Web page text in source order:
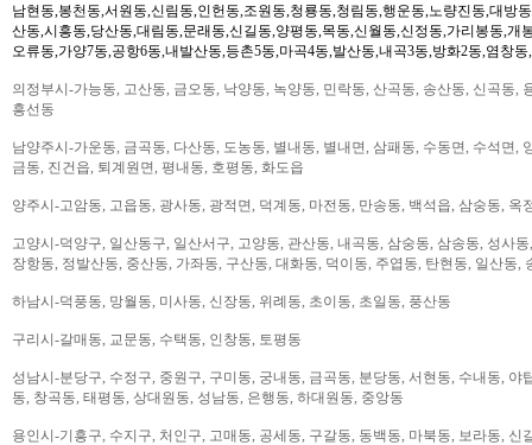
남현동,봉천동,서원동,신림동,인헌동,조원동,청룡동,청림동,행운동,노량진동,대방
산동,시흥동,당산동,대림동,문래동,신길동,양평동,목동,신월동,신정동,가리봉동,개
오류동,가양7동,공항6동,내발산동,등촌5동,마곡4동,발산동,내곡3동,방화2동,염창동
의정부시-가능동, 고산동, 금오동, 낙양동, 녹양동, 민락동, 산곡동, 송산동, 신곡동,
흥선동
남양주시-가운동, 금곡동, 다산동, 도농동, 별내동, 별내면, 삼패동, 수동면, 수석면,
금동, 진건읍, 퇴계원면, 평내동, 호평동, 화도읍
양주시-고암동, 고읍동, 광사동, 광적면, 덕계동, 마전동, 만송동, 백석읍, 삼숭동, 옥
고양시-덕양구, 일산동구, 일산서구, 고양동, 관산동, 내곡동, 삼숭동, 삼송동, 성사
장항동, 정발산동, 중산동, 가좌동, 구산동, 대화동, 덕이동, 주엽동, 탄현동, 일산동,
하남시-덕풍동, 망월동, 미사동, 신장동, 위례동, 초이동, 초일동, 풍산동
구리시-갈매동, 교문동, 수택동, 인창동, 토평동
성남시-분당구, 수정구, 중원구, 구미동, 궁내동, 금곡동, 분당동, 서현동, 수내동,
동, 창곡동, 태평동, 상대원동, 성남동, 은행동, 하대원동, 중앙동
용인시-기흥구, 수지구, 처인구, 고매동, 공세동, 구갈동, 동백동, 마북동, 보라동,